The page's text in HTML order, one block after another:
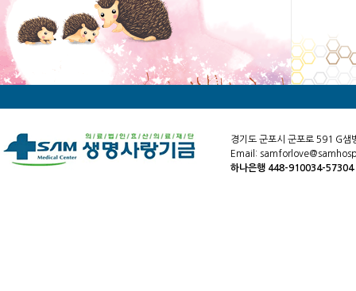
경기도 군포시 군포로 591 G샘
Email:
하나은행 448-910034-57304